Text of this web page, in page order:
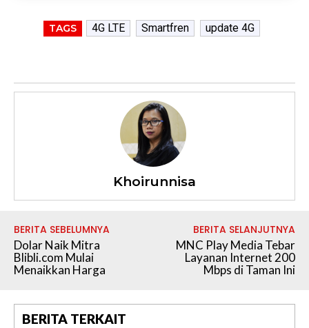
TAGS 4G LTE Smartfren update 4G
Khoirunnisa
BERITA SEBELUMNYA
Dolar Naik Mitra
Blibli.com Mulai
Menaikkan Harga
BERITA SELANJUTNYA
MNC Play Media Tebar
Layanan Internet 200
Mbps di Taman Ini
BERITA TERKAIT